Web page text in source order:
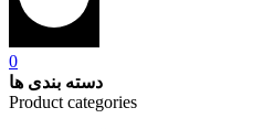
0
دسته بندی ها
Product categories